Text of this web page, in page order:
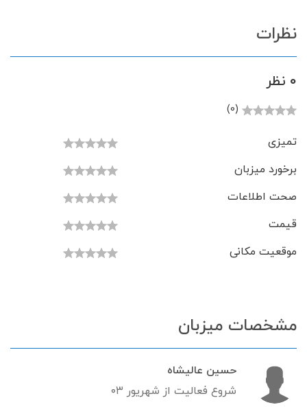
نظرات
0 نظر
(0)
تمیزی
برخورد میزبان
صحت اطلاعات
قیمت
موقعیت مکانی
مشخصات میزبان
حسین عالیشاه
شروع فعالیت از شهریور ۰۳